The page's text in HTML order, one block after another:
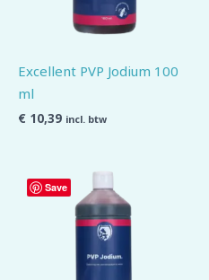
Excellent PVP Jodium 100
ml
€ 10,39 incl. btw
Save